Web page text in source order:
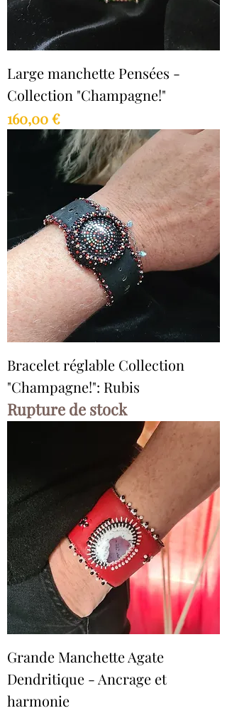
Large manchette Pensées -
Collection "Champagne!"
Prix
160,00 €
Bracelet réglable Collection
"Champagne!": Rubis
Rupture de stock
Grande Manchette Agate
Dendritique - Ancrage et
harmonie